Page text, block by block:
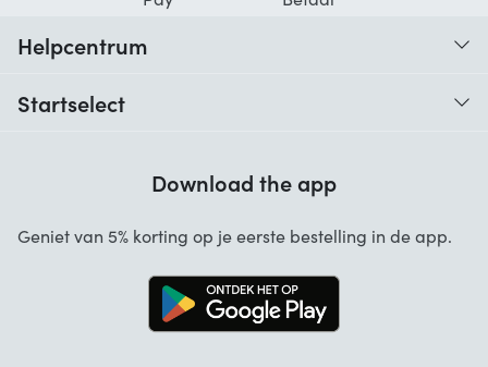
Helpcentrum
Startselect
Startselect App
Download the app
Geniet van 5% korting op je eerste bestelling in de app.